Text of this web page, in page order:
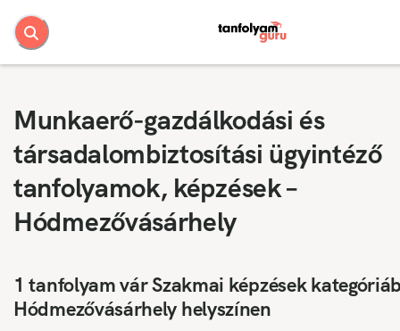
Munkaerő-gazdálkodási és
társadalombiztosítási ügyintéző
tanfolyamok, képzések –
Hódmezővásárhely
1 tanfolyam vár Szakmai képzések
Hódmezővásárhely helyszínen